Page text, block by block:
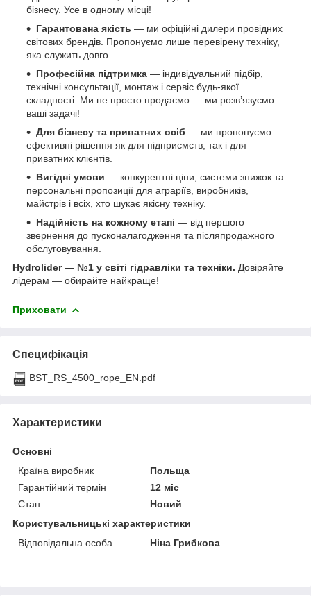
бізнесу. Усе в одному місці!
Гарантована якість — ми офіційні дилери провідних
світових брендів. Пропонуємо лише перевірену техніку,
яка служить довго.
Професійна підтримка — індивідуальний підбір,
технічні консультації, монтаж і сервіс будь-якої
складності. Ми не просто продаємо — ми розв’язуємо
ваші задачі!
Для бізнесу та приватних осіб — ми пропонуємо
ефективні рішення як для підприємств, так і для
приватних клієнтів.
Вигідні умови — конкурентні ціни, системи знижок та
персональні пропозиції для аграріїв, виробників,
майстрів і всіх, хто шукає якісну техніку.
Надійність на кожному етапі — від першого
звернення до пусконалагодження та післяпродажного
обслуговування.
Hydrolider — №1 у світі гідравліки та техніки. Довіряйте
лідерам — обирайте найкраще!
Приховати
Специфікація
BST_RS_4500_rope_EN.pdf
Характеристики
Основні
Країна виробник
Польща
Гарантійний термін
12 міс
Стан
Новий
Користувальницькі характеристики
Відповідальна особа
Ніна Грибкова